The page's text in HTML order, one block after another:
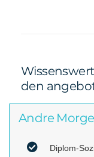
den
Andre
Diplom-